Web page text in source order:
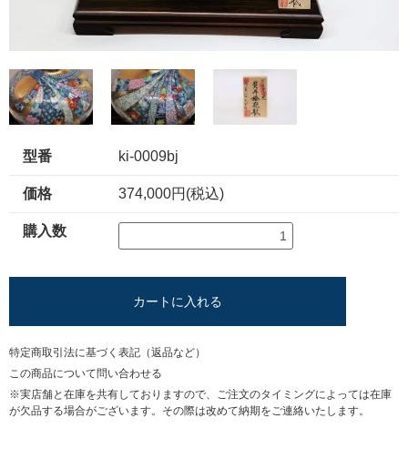
型番 ki-0009bj
価格 374,000円(税込)
購入数
カートに入れる
特定商取引法に基づく表記（返品など）
この商品について問い合わせる
※実店舗と在庫を共有しておりますので、ご注文のタイミングによっては在庫
が欠品する場合がございます。その際は改めて納期をご連絡いたします。